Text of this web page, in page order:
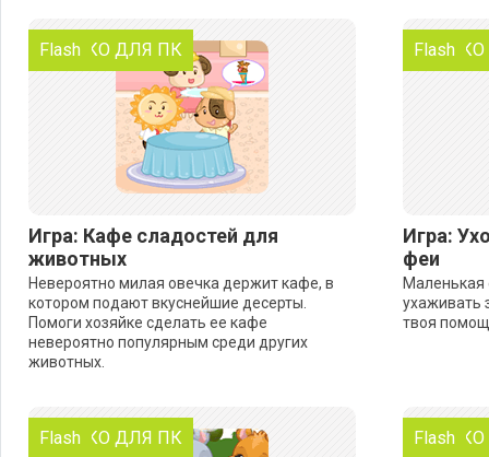
ТОЛЬКО ДЛЯ ПК
Flash
Игра: Кафе сладостей для
животных
Невероятно милая овечка держит кафе, в
котором подают вкуснейшие десерты.
Помоги хозяйке сделать ее кафе
невероятно популярным среди других
животных.
Flash
Игра:
феи
ухаживать
твоя
ТОЛЬКО ДЛЯ ПК
Flash Flash